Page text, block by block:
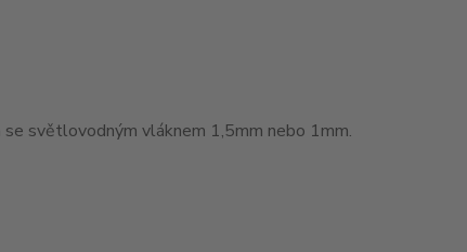
světlovodným vláknem 1,5mm nebo 1mm.